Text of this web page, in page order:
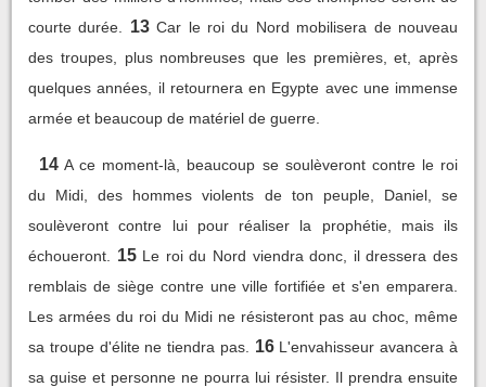
courte durée.
13 Car le roi du Nord mobilisera de nouveau
des troupes, plus nombreuses que les premières, et, après
quelques années, il retournera en Egypte avec une immense
armée et beaucoup de matériel de guerre.
14 A ce moment-là, beaucoup se soulèveront contre le roi
du Midi, des hommes violents de ton peuple, Daniel, se
soulèveront contre lui pour réaliser la prophétie, mais ils
échoueront.
15 Le roi du Nord viendra donc, il dressera des
remblais de siège contre une ville fortifiée et s'en emparera.
Les armées du roi du Midi ne résisteront pas au choc, même
sa troupe d'élite ne tiendra pas.
16 L'envahisseur avancera à
sa guise et personne ne pourra lui résister. Il prendra ensuite